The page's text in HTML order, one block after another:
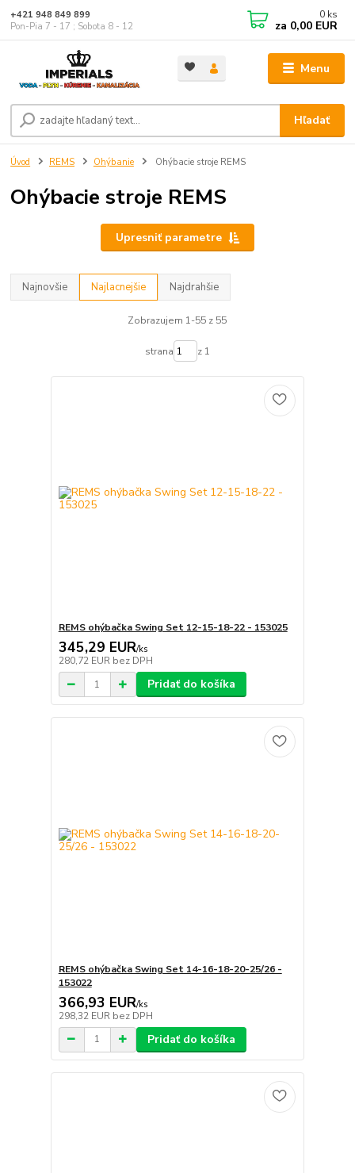
Menu
Hľadať
+421 948 849 899
Pon-Pia 7 - 17 ; Sobota 8 - 12
0 ks
za 0,00 EUR
Úvod REMS Ohýbanie Ohýbacie stroje REMS
Ohýbacie stroje REMS
Upresniť parametre
Najnovšie Najlacnejšie Najdrahšie
Zobrazujem 1-55 z 55
strana z 1
REMS ohýbačka Swing Set 12-15-18-22 - 153025
345,29 EUR/ks
280,72 EUR bez DPH
Pridať do košíka
REMS ohýbačka Swing Set 14-16-18-20-25/26 -
153022
366,93 EUR/ks
298,32 EUR bez DPH
Pridať do košíka